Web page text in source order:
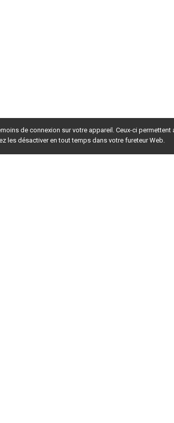
de connexion sur votre appareil. Ceux-ci permettent
les désactiver en tout temps dans votre fureteur Web.